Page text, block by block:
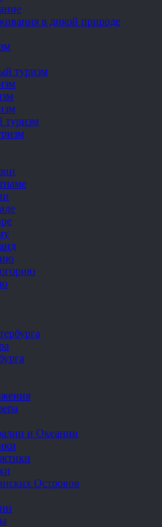
в дикой природе
туризм
туризм
и Океании
Островов